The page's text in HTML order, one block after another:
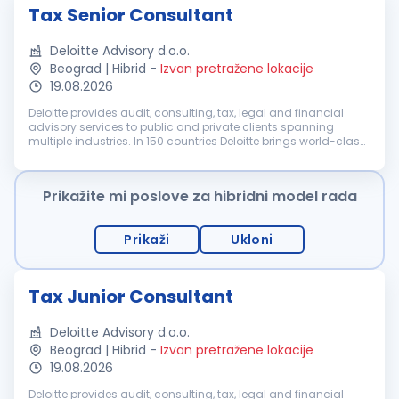
Tax Senior Consultant
Deloitte Advisory d.o.o.
Beograd | Hibrid - Izvan pretražene lokacije
19.08.2026
Deloitte provides audit, consulting, tax, legal and financial
advisory services to public and private clients spanning
multiple industries. In 150 countries Deloitte brings world-class
whe...
Prikažite mi poslove za hibridni model rada
Prikaži Ukloni
Tax Junior Consultant
Deloitte Advisory d.o.o.
Beograd | Hibrid - Izvan pretražene lokacije
19.08.2026
Deloitte provides audit, consulting, tax, legal and financial